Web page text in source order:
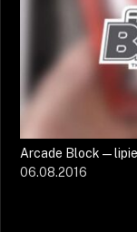
Arcade Block —
06.08.2016